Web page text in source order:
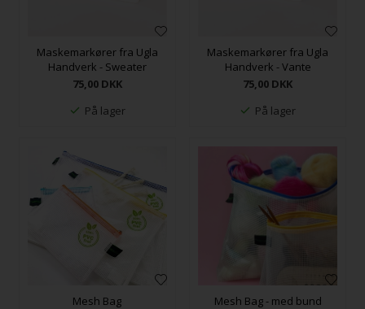
Maskemarkører fra Ugla
Handverk - Sweater
75,00 DKK
På lager
Maskemarkører fra Ugla
Handverk - Vante
75,00 DKK
På lager
Mesh Bag Mesh Bag - med bund